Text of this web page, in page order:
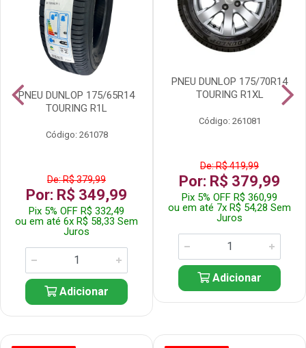
PNEU DUNLOP 175/65R14
TOURING R1L
Código: 261078
De: R$ 379,99
Por: R$ 349,99
Pix 5% OFF R$ 332,49
ou em até 6x R$ 58,33 Sem
Juros
Adicionar
PNEU DUNLOP 175/70R14
TOURING R1XL
Código: 261081
De: R$ 419,99
Por: R$ 379,99
Pix 5% OFF R$ 360,99
ou em até 7x R$ 54,28 Sem
Juros
Adicionar